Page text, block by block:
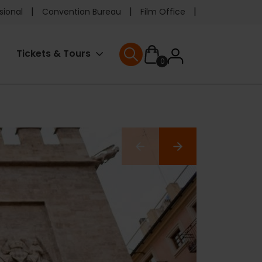
Convention Bureau Film Office
Tickets & Tours
0User
User menu